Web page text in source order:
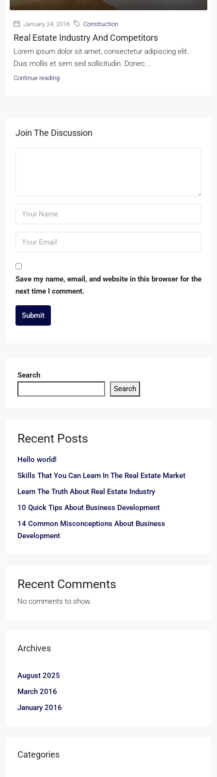
January 24, 2016 Construction
Real Estate Industry And Competitors
Lorem ipsum dolor sit amet, consectetur adipiscing elit.
Duis mollis et sem sed sollicitudin. Donec...
Continue reading
Join The Discussion
Save my name, email, and website in this browser for the
next time I comment.
Submit
Search
Search
Recent Posts
Hello world!
Skills That You Can Learn In The Real Estate Market
Learn The Truth About Real Estate Industry
10 Quick Tips About Business Development
14 Common Misconceptions About Business
Development
Recent Comments
No comments to show.
Archives
August 2025
March 2016
January 2016
Categories